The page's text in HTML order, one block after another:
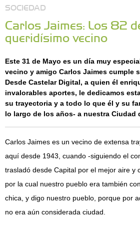
SOCIEDAD
Carlos Jaimes: Los 82
queridísimo vecino
Este 31 de Mayo es un día muy
vecino y amigo Carlos Jaimes cumple
Desde Castelar Digital, a quien él
invalorables aportes, le dedicamos
su trayectoria y a todo lo que él y su
lo largo de los años- a nuestra Ciudad
Carlos Jaimes es un vecino de extensa
aquí desde 1943, cuando -siguiendo el
trasladó desde Capital por el mejor aire y
por la cual nuestro pueblo era también
chica, y digo nuestro pueblo, porque por
no era aún considerada ciudad.